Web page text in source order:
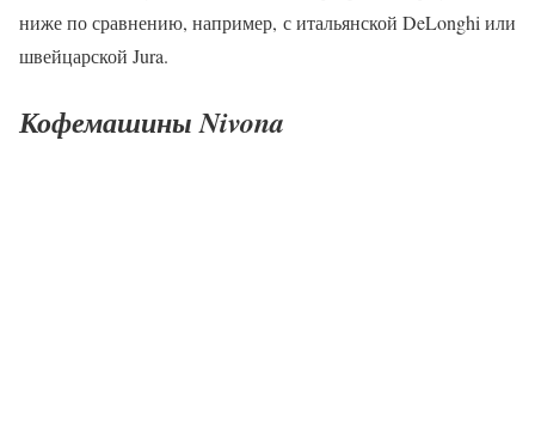
ниже по сравнению, например, с итальянской DeLonghi или
швейцарской Jura.
Кофемашины Nivona